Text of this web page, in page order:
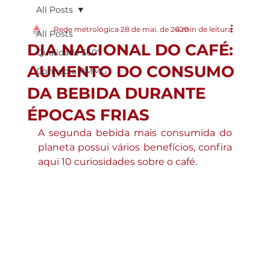
All Posts
Qualidade 360º
Connecta RMMG
All Posts
DIA NACIONAL DO CAFÉ:
AUMENTO DO CONSUMO
DA BEBIDA DURANTE
ÉPOCAS FRIAS
Rede metrológica 28 de mai. de 20204 min de leitura
A segunda bebida mais consumida do
planeta possui vários benefícios, confira
aqui 10 curiosidades sobre o café.